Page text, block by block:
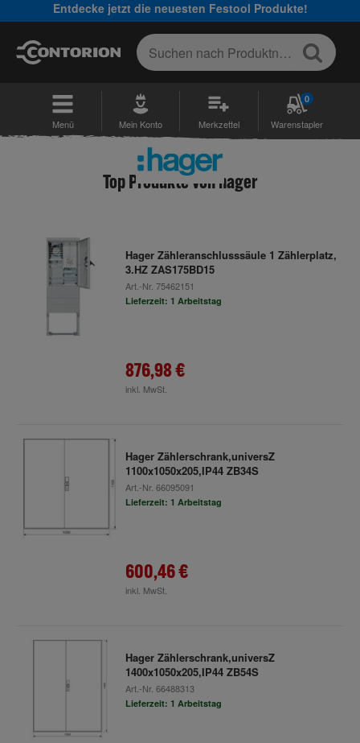
Entdecke jetzt die neuesten Festool Produkte!
Menü Mein Konto Merkzettel
0
Warenstapler
Top Produkte von hager
Hager Zähleranschlusssäule 1 Zählerplatz,
3.HZ ZAS175BD15
Art.-Nr. 75462151
Lieferzeit: 1 Arbeitstag
876,98 €
inkl. MwSt.
Hager Zählerschrank,universZ
1100x1050x205,IP44 ZB34S
Art.-Nr. 66095091
Lieferzeit: 1 Arbeitstag
600,46 €
inkl. MwSt.
Hager Zählerschrank,universZ
1400x1050x205,IP44 ZB54S
Art.-Nr. 66488313
Lieferzeit: 1 Arbeitstag